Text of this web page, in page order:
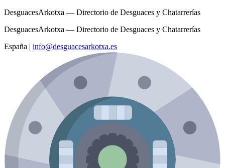
DesguacesArkotxa — Directorio de Desguaces y Chatarrerías
DesguacesArkotxa — Directorio de Desguaces y Chatarrerías
España | info@desguacesarkotxa.es